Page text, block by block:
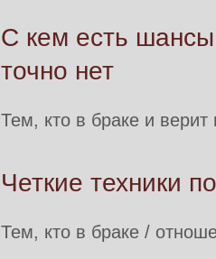
Тем, кто в браке и
Тем, кто в браке /
С кем есть
точно нет
Четкие техники